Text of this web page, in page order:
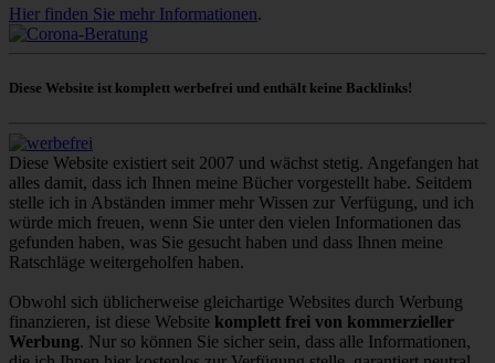
Hier finden Sie mehr Informationen.
Diese Website ist komplett werbefrei und enthält keine Backlinks!
Diese Website existiert seit 2007 und wächst stetig. Angefangen hat
alles damit, dass ich Ihnen meine Bücher vorgestellt habe. Seitdem
stelle ich in Abständen immer mehr Wissen zur Verfügung, und ich
würde mich freuen, wenn Sie unter den vielen Informationen das
gefunden haben, was Sie gesucht haben und dass Ihnen meine
Ratschläge weitergeholfen haben.
Obwohl sich üblicherweise gleichartige Websites durch Werbung
finanzieren, ist diese Website komplett frei von kommerzieller
Werbung. Nur so können Sie sicher sein, dass alle Informationen,